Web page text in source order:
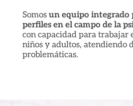
Somos un equipo integrado
perfiles en el campo de la
con capacidad para trabajar
niños y adultos, atendiendo
problemáticas.